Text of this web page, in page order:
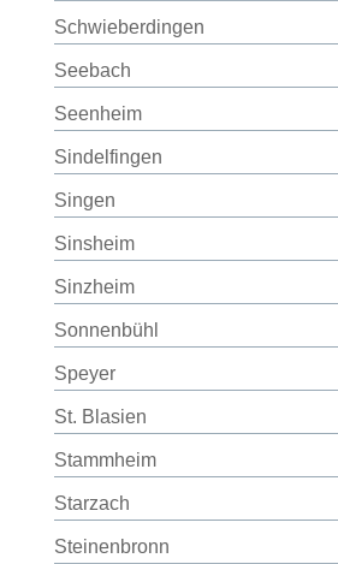
Schwieberdingen
Seebach
Seenheim
Sindelfingen
Singen
Sinsheim
Sinzheim
Sonnenbühl
Speyer
St. Blasien
Stammheim
Starzach
Steinenbronn